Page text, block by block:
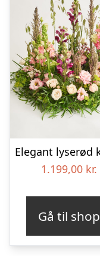
1.199,00 kr.
Gå til shop